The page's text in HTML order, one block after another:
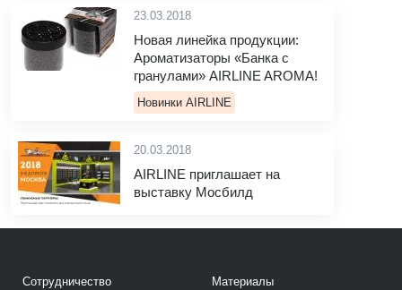
23.03.2018
Новая линейка продукции:
Ароматизаторы «Банка с
гранулами» AIRLINE AROMA!
Новинки AIRLINE
20.03.2018
AIRLINE приглашает на
выставку Мосбилд
Сотрудничество Материалы